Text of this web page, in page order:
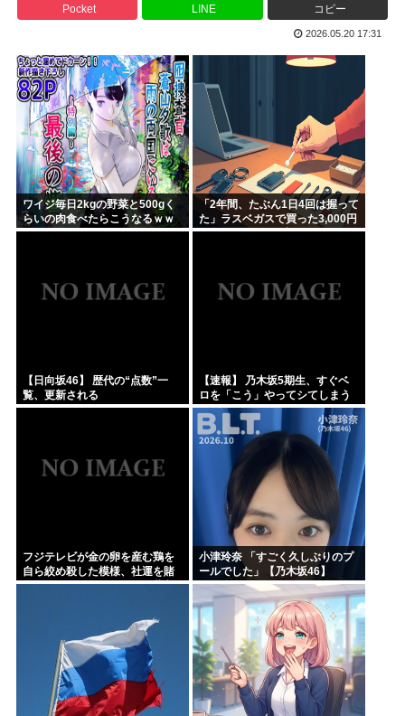
【朗報】 韓国人「Jリーグのこの監督、経歴がおかしい」
さもしい熊本県民「食事、ベッド、エアコン」を政府に切望。
韓国がサッカーの審判を買収したのはガチだった！ 審判を性...
【緊急速報】信用声優の羊宮妃那さん…
靖国神社、軍服コスプレでの参拝を禁止へ
【高市】トランプ「イランが核入手したら2分でイタリア滅亡...
ハンターハンター今何やってるかわからないWWW
Pocket LINE コピー
2026.05.20 17:31
ワイジ毎日2kgの野菜と500gく
らいの肉食べたらこうなるｗｗ
ｗ
「2年間、たぶん1日4回は握って
た」ラスベガスで買った3,000円
のキーホルダーを調べたら
【日向坂46】 歴代の“点数”一
覧、更新される
【速報】 乃木坂5期生、すぐベ
ロを「こう」やってシてしまう
ｗｗｗｗｗｗ
フジテレビが金の卵を産む鶏を
自ら絞め殺した模様、社運を賭
けたドル箱コンテンツが御蔵入
小津玲奈 「すごく久しぶりのプ
ールでした」【乃木坂46】